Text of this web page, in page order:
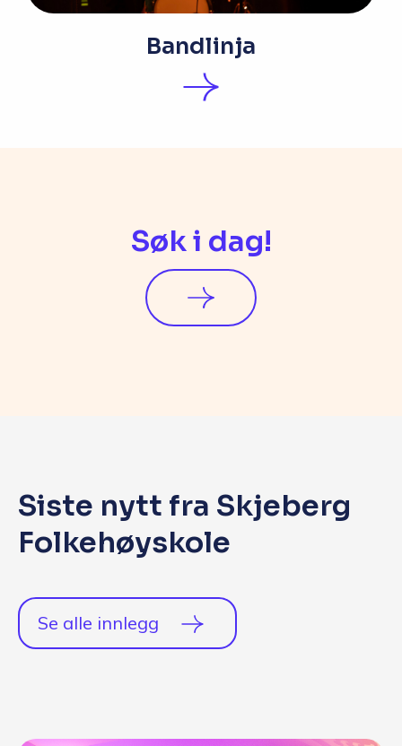
Bandlinja
Søk i dag!
Siste nytt fra Skjeberg
Folkehøyskole
Se alle innlegg